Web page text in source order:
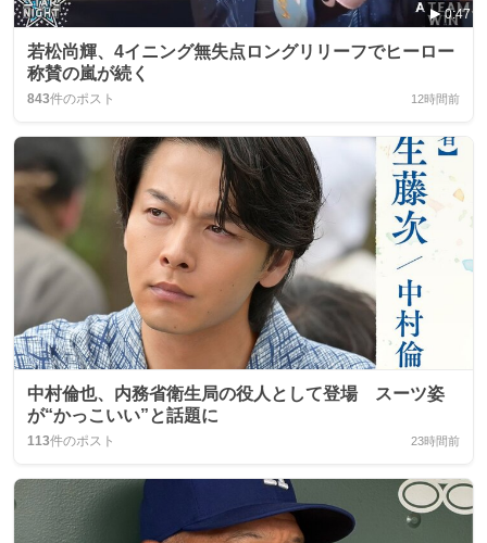
0:47
若松尚輝、4イニング無失点ロングリリーフでヒーロー
称賛の嵐が続く
843件のポスト 12時間前
中村倫也、内務省衛生局の役人として登場 スーツ姿
が“かっこいい”と話題に
113件のポスト 23時間前